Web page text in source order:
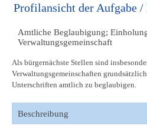
Profilansicht der Aufgabe /
Amtliche Beglaubigung;
Verwaltungsgemeinschaft
Als bürgernächste Stellen sind
Verwaltungsgemeinschaften
Unterschriften amtlich zu beglaubigen.
Beschreibung